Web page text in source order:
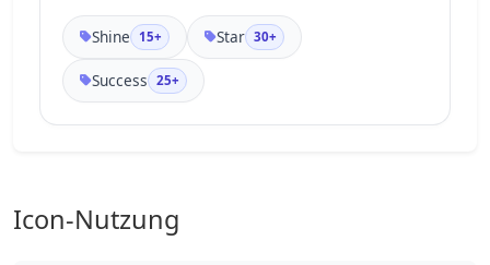
Shine 15+ Star 30+
Success 25+
Icon-Nutzung